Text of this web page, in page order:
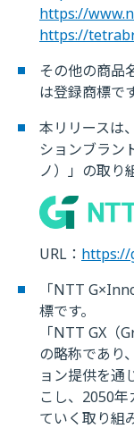
https://
https://
その他の商品
は登録商標です
本リリースは
ションブラン
ノ）」の取り
URL：
「NTT
標です。
「NTT GX
の略称であり
ョン提供を通
こし、2050
ていく取り組